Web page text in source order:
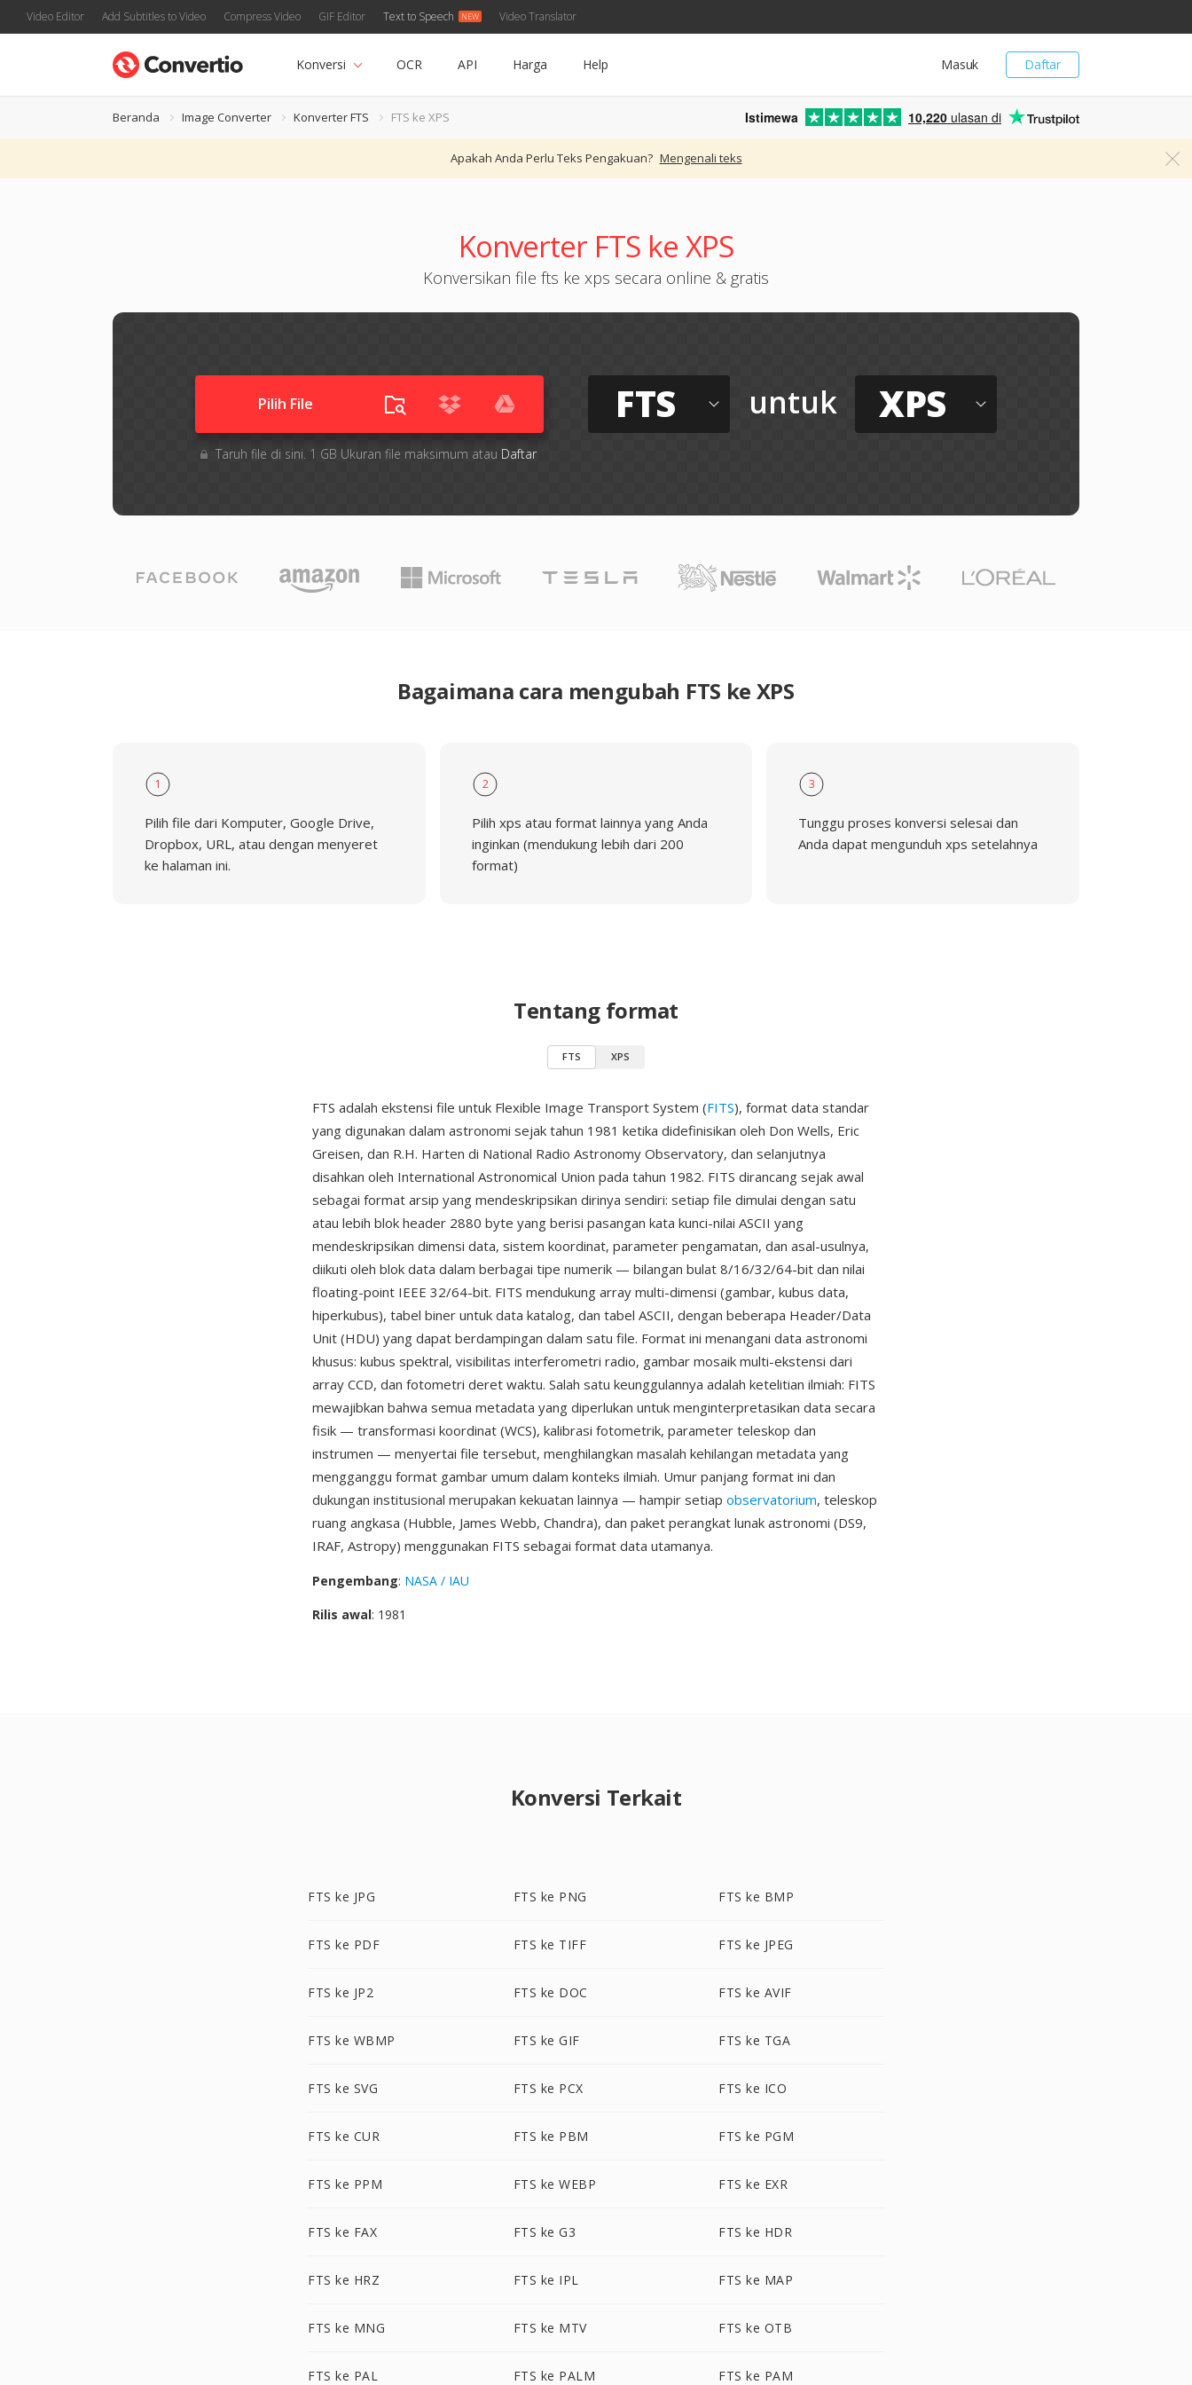
Video Editor Add Subtitles to Video Compress Video GIF Editor Text to Speech Video Translator
Daftar
Masuk
Konversi OCR API Harga Help
Beranda Image Converter Konverter FTS FTS ke XPS Istimewa 10,220 ulasan di
Apakah Anda Perlu Teks Pengakuan? Mengenali teks
Konverter FTS ke XPS
Konversikan file fts ke xps secara online & gratis
Pilih File
Taruh file di sini. 1 GB Ukuran file maksimum atau Daftar
FTS untuk XPS
Bagaimana cara mengubah FTS ke XPS
1
Pilih file dari Komputer, Google Drive,
Dropbox, URL, atau dengan menyeret
ke halaman ini.
2
Pilih xps atau format lainnya yang Anda
inginkan (mendukung lebih dari 200
format)
3
Tunggu proses konversi selesai dan
Anda dapat mengunduh xps setelahnya
Tentang format
FTS XPS
FTS adalah ekstensi file untuk Flexible Image Transport System (FITS), format data standar
yang digunakan dalam astronomi sejak tahun 1981 ketika didefinisikan oleh Don Wells, Eric
Greisen, dan R.H. Harten di National Radio Astronomy Observatory, dan selanjutnya
disahkan oleh International Astronomical Union pada tahun 1982. FITS dirancang sejak awal
sebagai format arsip yang mendeskripsikan dirinya sendiri: setiap file dimulai dengan satu
atau lebih blok header 2880 byte yang berisi pasangan kata kunci-nilai ASCII yang
mendeskripsikan dimensi data, sistem koordinat, parameter pengamatan, dan asal-usulnya,
diikuti oleh blok data dalam berbagai tipe numerik — bilangan bulat 8/16/32/64-bit dan nilai
floating-point IEEE 32/64-bit. FITS mendukung array multi-dimensi (gambar, kubus data,
hiperkubus), tabel biner untuk data katalog, dan tabel ASCII, dengan beberapa Header/Data
Unit (HDU) yang dapat berdampingan dalam satu file. Format ini menangani data astronomi
khusus: kubus spektral, visibilitas interferometri radio, gambar mosaik multi-ekstensi dari
array CCD, dan fotometri deret waktu. Salah satu keunggulannya adalah ketelitian ilmiah: FITS
mewajibkan bahwa semua metadata yang diperlukan untuk menginterpretasikan data secara
fisik — transformasi koordinat (WCS), kalibrasi fotometrik, parameter teleskop dan
instrumen — menyertai file tersebut, menghilangkan masalah kehilangan metadata yang
mengganggu format gambar umum dalam konteks ilmiah. Umur panjang format ini dan
dukungan institusional merupakan kekuatan lainnya — hampir setiap observatorium, teleskop
ruang angkasa (Hubble, James Webb, Chandra), dan paket perangkat lunak astronomi (DS9,
IRAF, Astropy) menggunakan FITS sebagai format data utamanya.
Pengembang: NASA / IAU
Rilis awal: 1981
Konversi Terkait
FTS ke JPG FTS ke PNG FTS ke BMP
FTS ke PDF FTS ke TIFF FTS ke JPEG
FTS ke JP2 FTS ke DOC FTS ke AVIF
FTS ke WBMP FTS ke GIF FTS ke TGA
FTS ke SVG FTS ke PCX FTS ke ICO
FTS ke CUR FTS ke PBM FTS ke PGM
FTS ke PPM FTS ke WEBP FTS ke EXR
FTS ke FAX FTS ke G3 FTS ke HDR
FTS ke HRZ FTS ke IPL FTS ke MAP
FTS ke MNG FTS ke MTV FTS ke OTB
FTS ke PAL FTS ke PALM FTS ke PAM